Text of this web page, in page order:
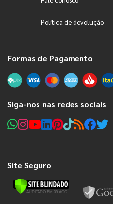
Política de devolução
Formas de Pagamento
Siga-nos nas redes sociais
Site Seguro